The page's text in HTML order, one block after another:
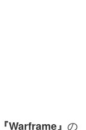
『Warframe』 の